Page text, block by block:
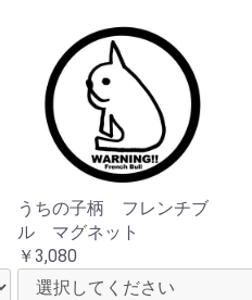
うちの子柄 フレンチブ
ル マグネット
￥3,080